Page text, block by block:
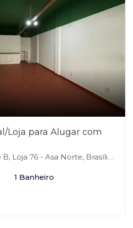
Loja para Alugar com
Loja 76 - Asa Norte, Brasília-DF
1 Banheiro